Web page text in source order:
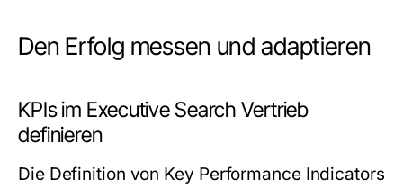
Den Erfolg messen und adaptieren
KPIs im Executive Search Vertrieb
definieren
Die Definition von Key Performance Indicators